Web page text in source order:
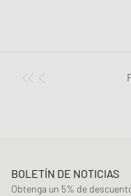
BOLETÍN DE NOTICIAS
Obtenga un 5% de